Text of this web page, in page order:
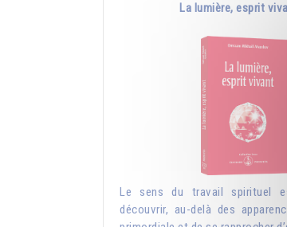
La lumière, esprit
Le sens du travail spirituel
découvrir, au-delà des